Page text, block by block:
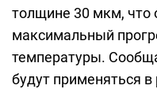
толщине 30 мкм, что
максимальный
температуры.
будут применяться